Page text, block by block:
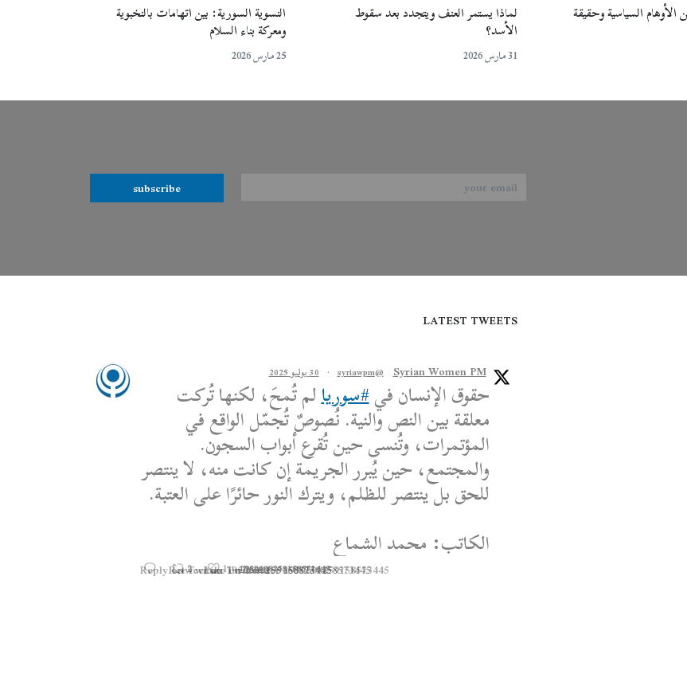
الأوهام السياسية وحقيقة لماذا يستمر العنف ويتجدد بعد سقوط
الأسد؟
31 مارس 2026
النسوية السورية: بين اتهامات بالنخبوية
ومعركة بناء السلام
25 مارس 2026
subscribe
LATEST TWEETS
Syrian Women PM
@syriawpm
· 30 يوليو 2025
حقوق الإنسان في#سوريالم تُمحَ، لكنها تُركت
معلقة بين النص والنية. نُصوصٌ تُجمّل الواقع في
المؤتمرات، وتُنسى حين تُقرع أبواب السجون.
والمجتمع، حين يُبرر الجريمة إن كانت منه، لا ينتصر
للحق بل ينتصر للظلم، ويترك النور حائرًا على العتبة.
الكاتب: محمد الشماع
Reply on Twitter 1950608259158573445
Retweet on Twitter 1950608259158573445
2 Like on Twitter 1950608259158573445
1 Twitter
1950608259158573445